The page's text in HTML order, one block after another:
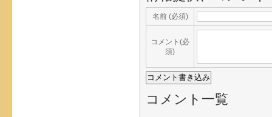
名前 (必須)
コメント(必
須)
コメント一覧